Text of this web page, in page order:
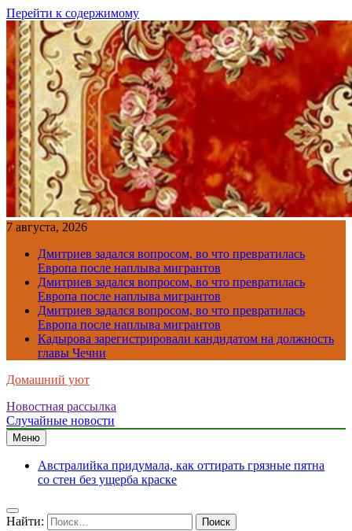
Перейти к содержимому
7 августа, 2026
Дмитриев задался вопросом, во что превратилась
Европа после наплыва мигрантов
Дмитриев задался вопросом, во что превратилась
Европа после наплыва мигрантов
Дмитриев задался вопросом, во что превратилась
Европа после наплыва мигрантов
Кадырова зарегистрировали кандидатом на должность
главы Чечни
Домашний уют
Новостная рассылка
Случайные новости
Меню
Австралийка придумала, как оттирать грязные пятна
со стен без ущерба краске
Найти: